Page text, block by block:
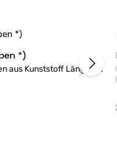
*)
aus Kunststoff Länge ca.